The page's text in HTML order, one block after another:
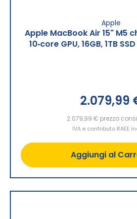
Apple
Apple MacBook Air 15" M5
10‑core GPU, 16GB, 1TB
2.079,99
2.079,99 € prezzo
IVA e contributo RAEE
Aggiungi al